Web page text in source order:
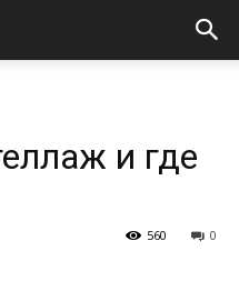
и где
0
560